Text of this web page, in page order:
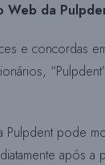
Web da
e concordas
pode
após